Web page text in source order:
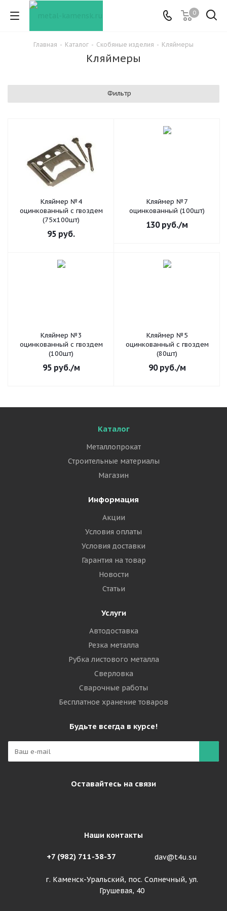
0
Главная - Каталог - Скобяные изделия - Кляймеры
Кляймеры
Фильтр
Кляймер №4
оцинкованный с гвоздем
(75х100шт)
95 руб.
Кляймер №7
оцинкованный (100шт)
130руб./м
Кляймер №3
оцинкованный с гвоздем
(100шт)
95руб./м
Кляймер №5
оцинкованный с гвоздем
(80шт)
90руб./м
Каталог
Металлопрокат
Строительные материалы
Магазин
Информация
Акции
Условия оплаты
Условия доставки
Гарантия на товар
Новости
Статьи
Услуги
Автодоставка
Резка металла
Рубка листового металла
Сверловка
Сварочные работы
Бесплатное хранение товаров
Будьте всегда в курсе!
Оставайтесь на связи
Наши контакты
+7 (982) 711-38-37 dav@t4u.su
г. Каменск-Уральский, пос. Солнечный, ул.
Грушевая, 40